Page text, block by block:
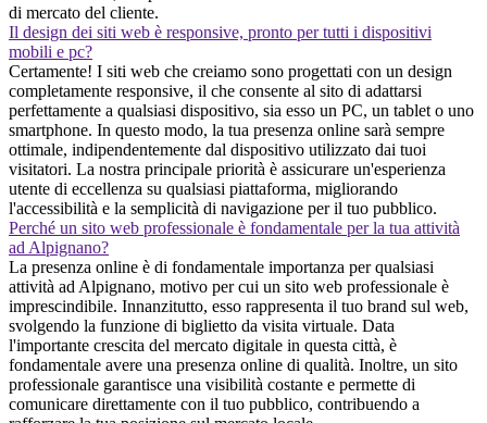
di mercato del cliente.
Il design dei siti web è responsive, pronto per tutti i dispositivi
mobili e pc?
Certamente! I siti web che creiamo sono progettati con un design
completamente responsive, il che consente al sito di adattarsi
perfettamente a qualsiasi dispositivo, sia esso un PC, un tablet o uno
smartphone. In questo modo, la tua presenza online sarà sempre
ottimale, indipendentemente dal dispositivo utilizzato dai tuoi
visitatori. La nostra principale priorità è assicurare un'esperienza
utente di eccellenza su qualsiasi piattaforma, migliorando
l'accessibilità e la semplicità di navigazione per il tuo pubblico.
Perché un sito web professionale è fondamentale per la tua attività
ad Alpignano?
La presenza online è di fondamentale importanza per qualsiasi
attività ad Alpignano, motivo per cui un sito web professionale è
imprescindibile. Innanzitutto, esso rappresenta il tuo brand sul web,
svolgendo la funzione di biglietto da visita virtuale. Data
l'importante crescita del mercato digitale in questa città, è
fondamentale avere una presenza online di qualità. Inoltre, un sito
professionale garantisce una visibilità costante e permette di
comunicare direttamente con il tuo pubblico, contribuendo a